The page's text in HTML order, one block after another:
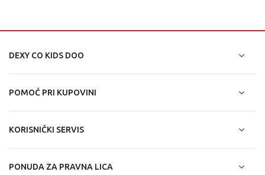
DEXY CO KIDS DOO
POMOĆ PRI KUPOVINI
KORISNIČKI SERVIS
PONUDA ZA PRAVNA LICA